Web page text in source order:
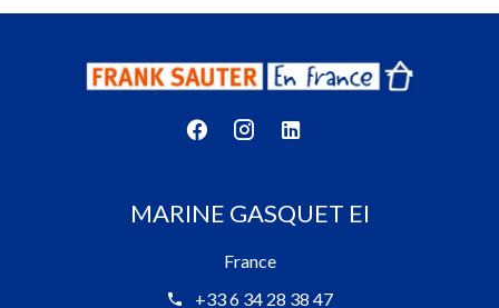
MARINE GASQUET EI
France
+33 6 34 28 38 47